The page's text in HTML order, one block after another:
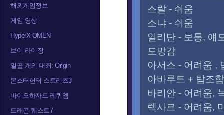
해외게임정보
게임 영상
HyperX OMEN
브이 라이징
일곱 개의 대죄: Origin
몬스터헌터 스토리즈3
바이오하자드 레퀴엠
드래곤 퀘스트7
스랄 - 쉬움
소냐 - 쉬움
일리단 - 보통, 얘
도망감
아서스 - 어려움 ,
아바루트 + 탑조
바리안 - 어려움,
렉사르 - 어려움,